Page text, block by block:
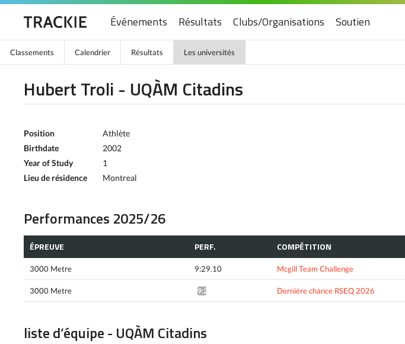
Événements Résultats Clubs/Organisations Soutien
Classements Calendrier Résultats Les universités
Hubert Troli - UQÀM Citadins
Position
Athlète
Birthdate
2002
Year of Study
1
Lieu de résidence
Montreal
Performances 2025/26
ÉPREUVE PERF. COMPÉTITION
3000 Metre 9:29.10 Mcgill Team Challenge
3000 Metre 9:29.29* Dernière chance RSEQ 2026
liste d’équipe - UQÀM Citadins